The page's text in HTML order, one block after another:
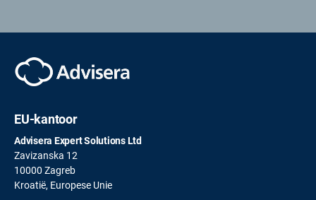
EU-kantoor
Advisera Expert Solutions Ltd
Zavizanska 12
10000 Zagreb
Kroatië, Europese Unie